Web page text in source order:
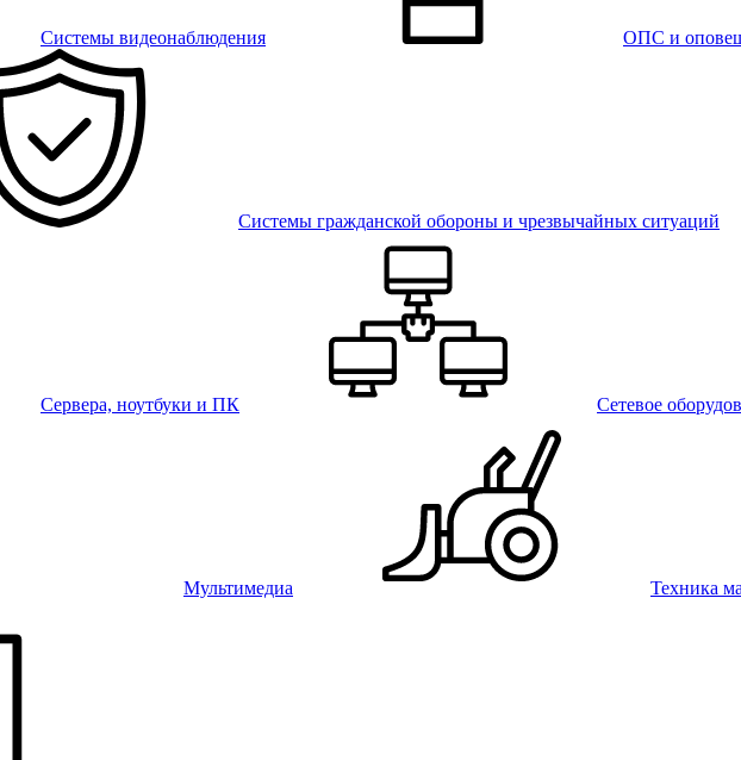
Системы видеонаблюдения ОПС и
Системы гражданской обороны и чрезвычайных ситуаций
Сервера, ноутбуки и ПК Сетевое
Мультимедиа Техника